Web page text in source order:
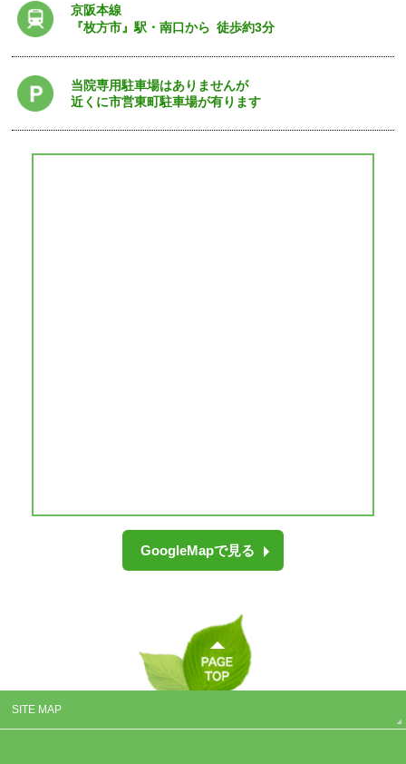
京阪本線
『枚方市』駅・南口から徒歩約3分
当院専用駐車場はありませんが
近くに市営東町駐車場が有ります
GoogleMapで見る
SITE MAP